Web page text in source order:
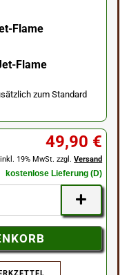
Flame
Flame
zum Standard
49,90 €
inkl. 19% MwSt. zzgl.Versand
kostenlose Lieferung (D)